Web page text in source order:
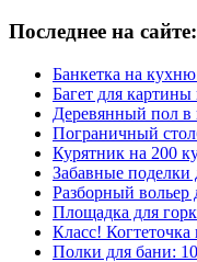
Последнее на сайте:
Банкетка на
Багет для
Деревянный пол в
Пограничный
Курятник на 200
Забавные
Разборный вольер
Площадка для
Класс!
Полки для бани: